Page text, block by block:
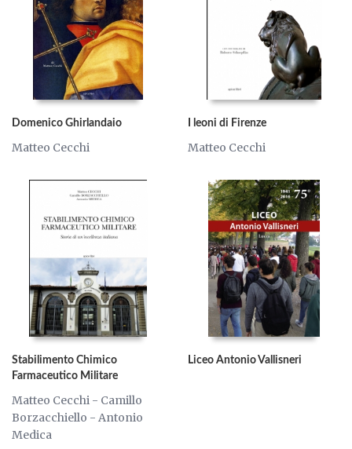
Domenico Ghirlandaio
Matteo Cecchi
I leoni di Firenze
Matteo Cecchi
Stabilimento Chimico
Farmaceutico Militare
Matteo Cecchi - Camillo
Borzacchiello - Antonio
Medica
Liceo Antonio Vallisneri